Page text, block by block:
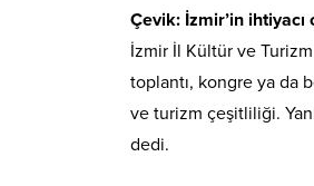
Çevik: İzmir’in
İzmir İl Kültür ve Turizm
toplantı, kongre ya da
ve turizm çeşitliliği.
dedi.